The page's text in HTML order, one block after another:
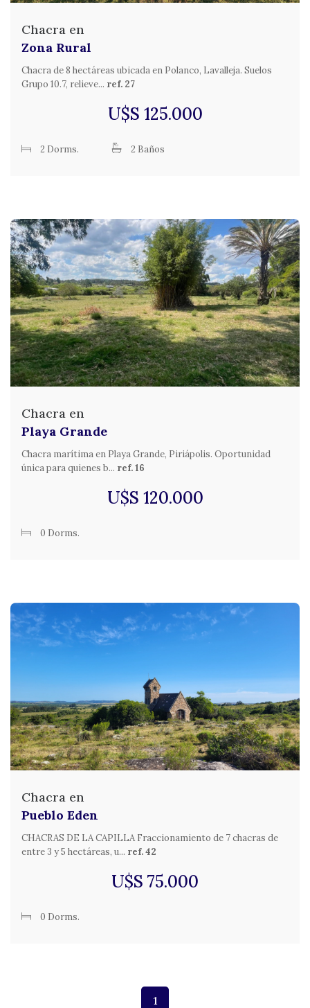
Chacra en
Zona Rural
Chacra de 8 hectáreas ubicada en Polanco, Lavalleja. Suelos
Grupo 10.7, relieve... ref. 27
U$S 125.000
2 Dorms. 2 Baños
Chacra en
Playa Grande
Chacra marítima en Playa Grande, Piriápolis. Oportunidad
única para quienes b... ref. 16
U$S 120.000
0 Dorms.
Chacra en
Pueblo Eden
CHACRAS DE LA CAPILLA Fraccionamiento de 7 chacras de
entre 3 y 5 hectáreas, u... ref. 42
U$S 75.000
0 Dorms.
1